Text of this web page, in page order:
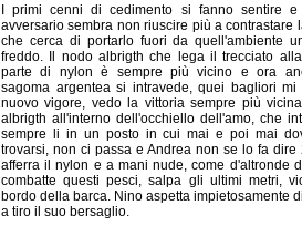
I primi cenni di cedimento si fanno sentire
avversario sembra non riuscire più a contrastare
che cerca di portarlo fuori da quell'ambiente
freddo. Il nodo albrigth che lega il trecciato
parte di nylon è sempre più vicino e ora
sagoma argentea si intravede, quei bagliori mi
nuovo vigore, vedo la vittoria sempre più
albrigth all'interno dell'occhiello dell'amo, che
sempre li in un posto in cui mai e poi mai
trovarsi, non ci passa e Andrea non se lo fa dire
afferra il nylon e a mani nude, come d'altronde
combatte questi pesci, salpa gli ultimi metri,
bordo della barca. Nino aspetta impietosamente
a tiro il suo bersaglio.